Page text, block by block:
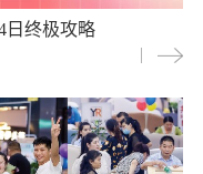
日终极攻略